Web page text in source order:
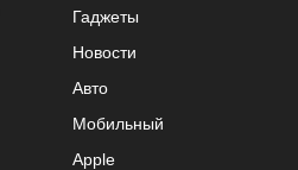
Гаджеты
Новости
Авто
Мобильный
Apple